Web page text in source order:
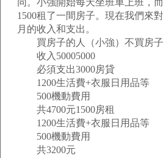
同。小強開始每天坐班車上班，
1500租了一間房子。現在我們來
月的收入和支出。
買房子的人（小強）不買房子
收入50005000
必須支出3000房貸
1200生活費+衣服日用品等
500機動費用
共4700元1500房租
1200生活費+衣服日用品等
500機動費用
共3200元